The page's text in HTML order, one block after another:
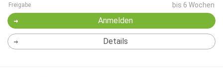
Freigabe bis 6 Wochen
Anmelden
Details